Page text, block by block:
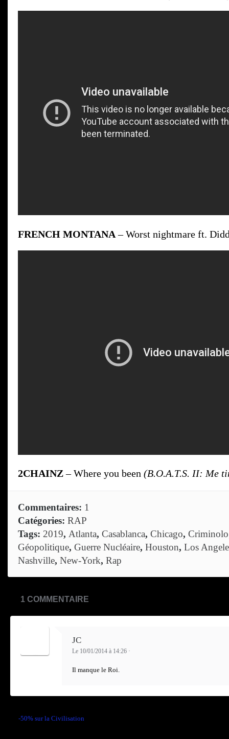
FRENCH MONTANA– Worst nightmare ft.
2CHAINZ– Where you been (B.O.A.T.S. II: Me
Commentaires: 1
Catégories: RAP
Tags: 2019, Atlanta, Casablanca, Chicago,
Géopolitique, Guerre Nucléaire, Houston, Los
Nashville, New-York, Rap
1 COMMENTAIRE
JC
Le 10/01/2014 à 14:26 ·
Il manque le Roi.
-50% sur la Civilisation